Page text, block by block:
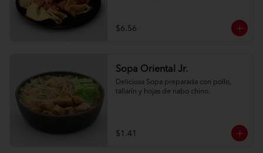
$6.56
Sopa Oriental Jr.
Deliciosa Sopa preparada con pollo,
tallarín y hojas de nabo chino.
$1.41